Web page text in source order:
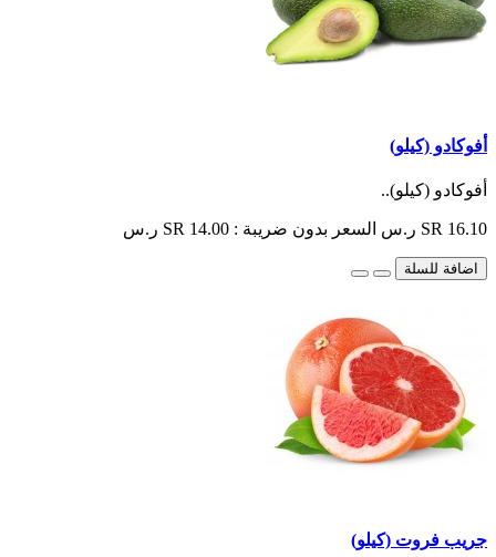
أفوكادو (كيلو)
أفوكادو (كيلو)..
SR 16.10 ر.س السعر بدون ضريبة : SR 14.00 ر.س
اضافة للسلة
جريب فروت (كيلو)